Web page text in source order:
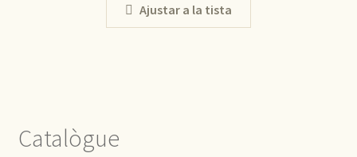
Ajustar a la tista
Catalògue